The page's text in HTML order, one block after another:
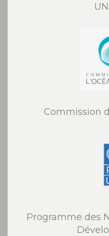
Commission
Programme des